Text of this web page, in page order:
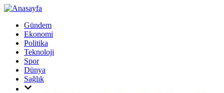
Gündem
Ekonomi
Politika
Teknoloji
Spor
Dünya
Sağlık